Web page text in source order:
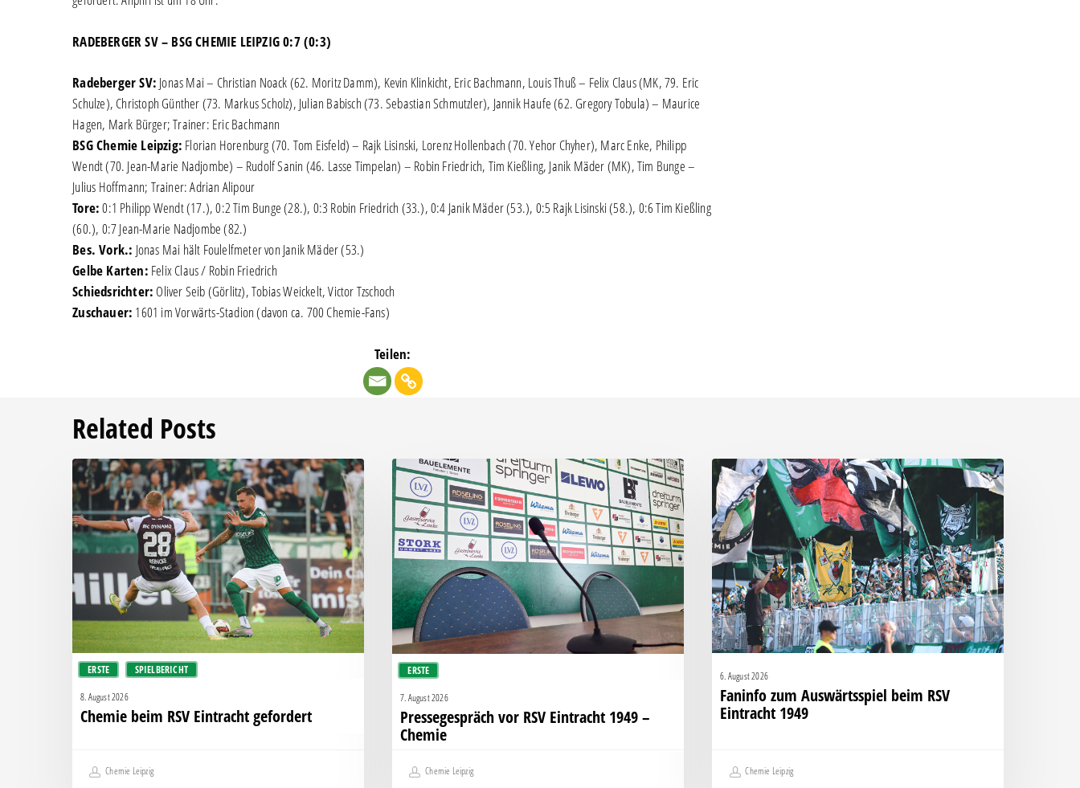
RADEBERGER SV – BSG CHEMIE LEIPZIG 0:7 (0:3)
Radeberger SV: Jonas Mai – Christian Noack (62. Moritz Damm), Kevin Klinkicht, Eric Bachmann, Louis Thuß – Felix Claus (MK, 79. Eric
Schulze), Christoph Günther (73. Markus Scholz), Julian Babisch (73. Sebastian Schmutzler), Jannik Haufe (62. Gregory Tobula) – Maurice
Hagen, Mark Bürger; Trainer: Eric Bachmann
BSG Chemie Leipzig: Florian Horenburg (70. Tom Eisfeld) – Rajk Lisinski, Lorenz Hollenbach (70. Yehor Chyher), Marc Enke, Philipp
Wendt (70. Jean-Marie Nadjombe) – Rudolf Sanin (46. Lasse Timpelan) – Robin Friedrich, Tim Kießling, Janik Mäder (MK), Tim Bunge –
Julius Hoffmann; Trainer: Adrian Alipour
Tore:0:1 Philipp Wendt (17.), 0:2 Tim Bunge (28.), 0:3 Robin Friedrich (33.), 0:4 Janik Mäder (53.), 0:5 Rajk Lisinski (58.), 0:6 Tim Kießling
(60.), 0:7 Jean-Marie Nadjombe (82.)
Bes. Vork.: Jonas Mai hält Foulelfmeter von Janik Mäder (53.)
Gelbe Karten: Felix Claus / Robin Friedrich
Schiedsrichter: Oliver Seib (Görlitz), Tobias Weickelt, Victor Tzschoch
Zuschauer: 1601 im Vorwärts-Stadion (davon ca. 700 Chemie-Fans)
Teilen:
Related Posts
ERSTE SPIELBERICHT
Chemie
beim
RSV
Eintracht
gefordert
8. August 2026
Chemie beim RSV Eintracht gefordert
Chemie Leipzig
ERSTE
Pressegespräch
vor
RSV
Eintracht
1949
–
Chemie
7. August 2026
Pressegespräch vor RSV Eintracht 1949 –
Chemie
Chemie Leipzig
Faninfo
zum
Auswärtsspiel
beim
RSV
Eintracht
1949
6. August 2026
Faninfo zum Auswärtsspiel beim RSV
Eintracht 1949
Chemie Leipzig